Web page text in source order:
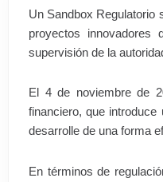
Un Sandbox Regulatorio
proyectos
supervisión de la
El 4 de noviembre de
financiero, que
desarrolle de una forma
En términos de